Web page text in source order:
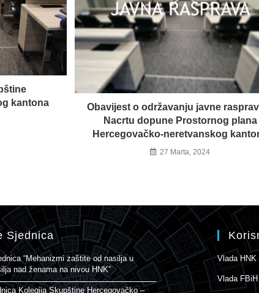
kantona
Obavijest o održavanju javne
Nacrtu dopune Prostornog plana
Hercegovačko-neretvanskog
27 Marta, 2024
Sjednica
“Mehanizmi zaštite od nasilja u
nad ženama na nivou HNK”
Kolegija Skupštine Hercegovačko –
Vlada HNK
Vlada FBiH